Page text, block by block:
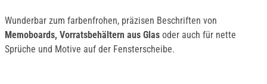
Wunderbar zum farbenfrohen, präzisen Beschriften von
Memoboards, Vorratsbehältern aus Glas oder auch für nette
Sprüche und Motive auf der Fensterscheibe.